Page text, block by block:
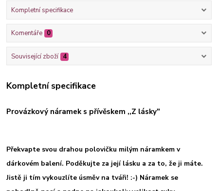
Kompletní specifikace
Komentáře 0
Související zboží 4
Kompletní specifikace
Provázkový náramek s přívěskem ,,Z lásky"
Překvapte svou drahou polovičku milým náramkem v
dárkovém balení. Poděkujte za její lásku a za to, že ji máte.
Jistě ji tím vykouzlíte úsměv na tváři! :-) Náramek se